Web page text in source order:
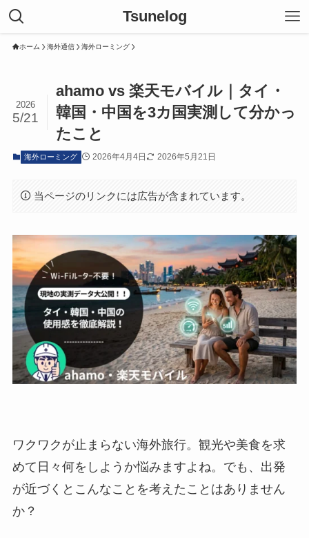
Tsunelog
ホーム 海外通信 海外ローミング
ahamo vs 楽天モバイル｜タイ・
韓国・中国を3カ国実測して分かっ
たこと
2026
5/21
海外ローミング 2026年4月4日 2026年5月21日
当ページのリンクには広告が含まれています。
ワクワクが止まらない海外旅行。観光や美食を求
めて日々何をしようか悩みますよね。でも、出発
が近づくとこんなことを考えたことはありません
か？